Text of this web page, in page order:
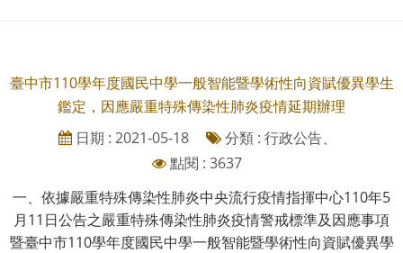
臺中市110學年度國民中學一般智能暨學術性向資賦優異學生
鑑定，因應嚴重特殊傳染性肺炎疫情延期辦理
日期 : 2021-05-18
分類 : 行政公告、
點閱 : 3637
一、依據嚴重特殊傳染性肺炎中央流行疫情指揮中心110年5
月11日公告之嚴重特殊傳染性肺炎疫情警戒標準及因應事項
暨臺中市110學年度國民中學一般智能暨學術性向資賦優異學